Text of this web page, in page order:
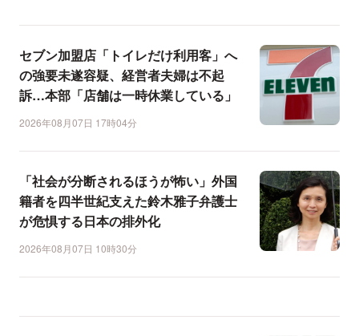
セブン加盟店「トイレだけ利用客」へ
の強要未遂容疑、経営者夫婦は不起
訴…本部「店舗は一時休業している」
2026年08月07日 17時04分
「社会が分断されるほうが怖い」外国
籍者を四半世紀支えた鈴木雅子弁護士
が危惧する日本の排外化
2026年08月07日 10時30分